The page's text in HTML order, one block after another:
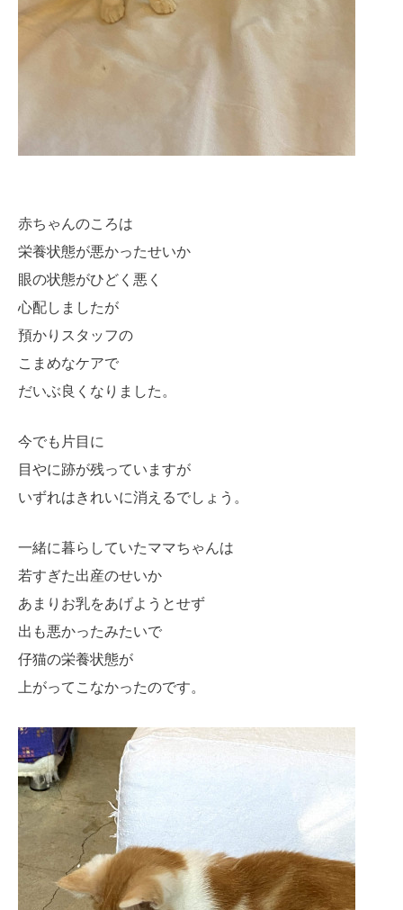
赤ちゃんのころは
栄養状態が悪かったせいか
眼の状態がひどく悪く
心配しましたが
預かりスタッフの
こまめなケアで
だいぶ良くなりました。
今でも片目に
目やに跡が残っていますが
いずれはきれいに消えるでしょう。
一緒に暮らしていたママちゃんは
若すぎた出産のせいか
あまりお乳をあげようとせず
出も悪かったみたいで
仔猫の栄養状態が
上がってこなかったのです。